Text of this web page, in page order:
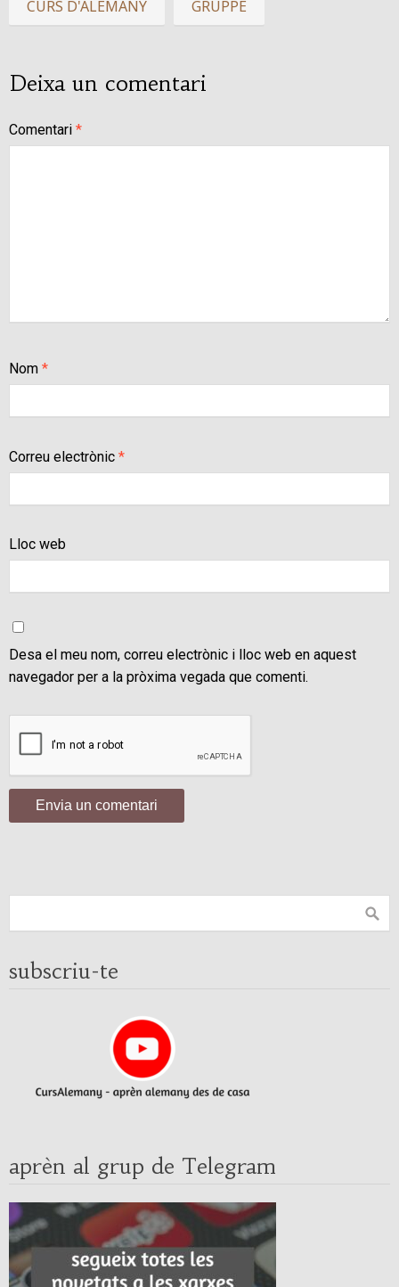
CURS D'ALEMANY GRUPPE
Deixa un comentari
Comentari *
Nom *
Correu electrònic *
Lloc web
Desa el meu nom, correu electrònic i lloc web en aquest
navegador per a la pròxima vegada que comenti.
subscriu-te
aprèn al grup de Telegram